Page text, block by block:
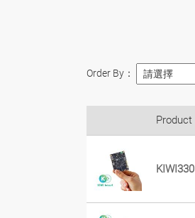
Order By：
Product
KIWI330